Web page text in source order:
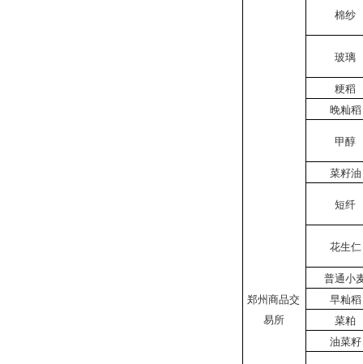
郑州商品交
易所
棉纱
玻璃
粳稻
晚籼稻
甲醇
菜籽油
短纤
花生仁
普通小
早籼稻
菜粕
油菜籽